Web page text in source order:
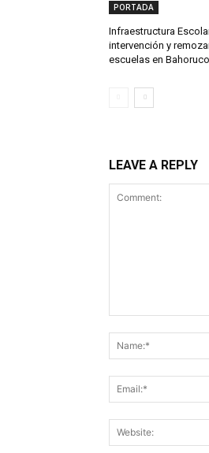
PORTADA
Infraestructura
intervención y
escuelas en Bahoruco
LEAVE A REPLY